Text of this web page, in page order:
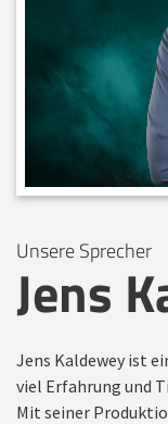
Unsere Sprecher
Jens
Jens Kaldewey ist
viel Erfahrung und
Mit seiner